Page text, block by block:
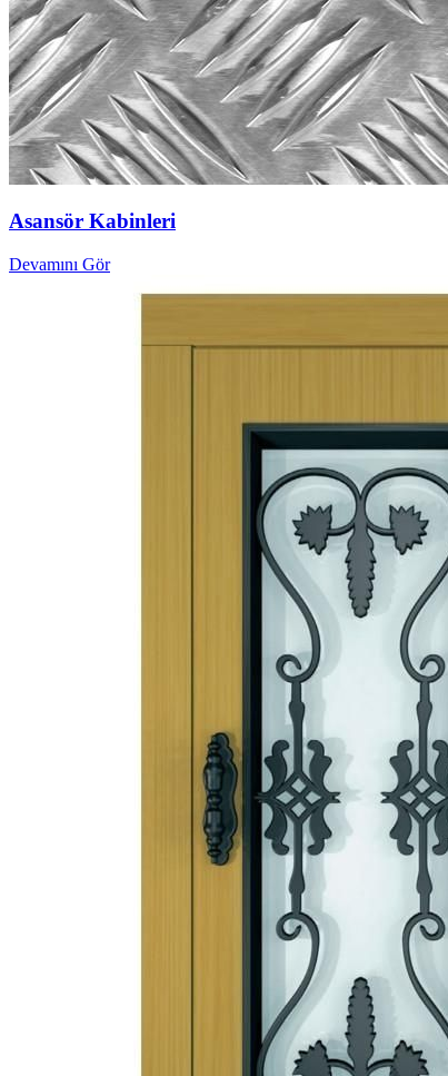
Asansör Kabinleri
Devamını Gör